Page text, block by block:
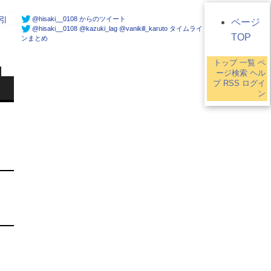
@hisaki__0108 からのツイート
@hisaki__0108 @kazuki_lag @vanikill_karuto タイムライ
ンまとめ
ページ
TOP
トップ 一覧 ペ
ージ検索 ヘル
プ RSS ログイ
ン